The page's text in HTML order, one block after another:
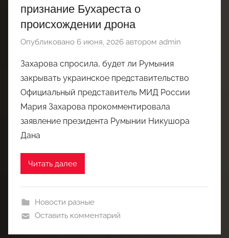
признание Бухареста о
происхождении дрона
Опубликовано 6 июня, 2026 автором admin
Захарова спросила, будет ли Румыния
закрывать украинское представительство
Официальный представитель МИД России
Мария Захарова прокомментировала
заявление президента Румынии Никушора
Дана
Читать далее
Новости разные
Оставить комментарий